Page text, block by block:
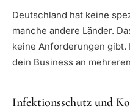
Deutschland hat keine
manche andere Länder.
keine Anforderungen gibt.
dein Business an
Infektionsschutz und